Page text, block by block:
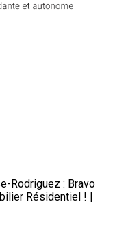
Rodriguez : Bravo
Résidentiel ! |